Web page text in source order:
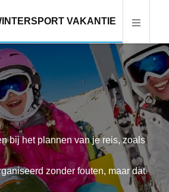
VAKANTIE
bij het plannen van je reis, zoals
zonder fouten, maar dat